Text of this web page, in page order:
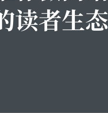
读者生